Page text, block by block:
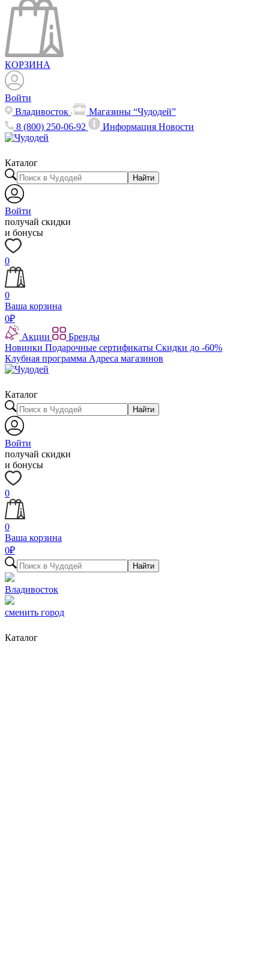
КОРЗИНА
Войти
Владивосток
Магазины “Чудодей”
8 (800) 250-06-92
ИнформацияНовости
Каталог
Найти
Войти
получай скидки
и бонусы
0
0
Ваша корзина
0₽
Акции
Бренды
Новинки Подарочные сертификаты Скидки до -60%
Клубная программа Адреса магазинов
Каталог
Найти
Войти
получай скидки
и бонусы
0
0
Ваша корзина
0₽
Найти
Владивосток
сменить город
Каталог